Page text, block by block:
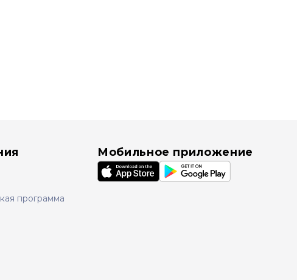
программа
Мобильное приложение